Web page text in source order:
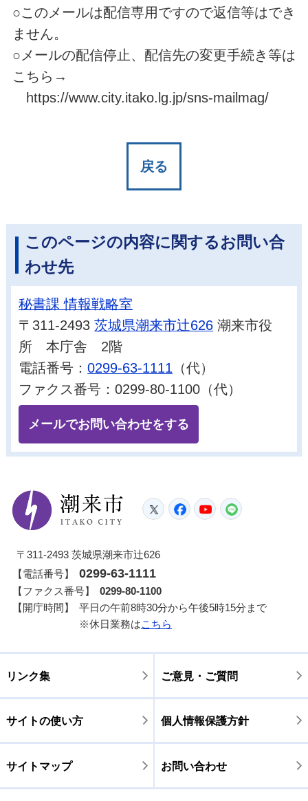
○このメールは配信専用ですので返信等はでき
ません。
○メールの配信停止、配信先の変更手続き等は
こちら→
https://www.city.itako.lg.jp/sns-mailmag/
戻る
このページの内容に関するお問い合
わせ先
秘書課 情報戦略室
〒311-2493茨城県潮来市辻626 潮来市役
所 本庁舎 2階
電話番号：0299-63-1111 （代）
ファクス番号：0299-80-1100（代）
メールでお問い合わせをする
潮来市
TwitterFacebook
YouTube
〒311-2493 茨城県潮来市辻626
【電話番号】
0299-63-1111
【ファクス番号】
0299-80-1100
【開庁時間】
平日の午前8時30分から午後5時15分まで
※休日業務はこちら
リンク集 ご意見・ご質問
サイトの使い方 個人情報保護方針
サイトマップ お問い合わせ